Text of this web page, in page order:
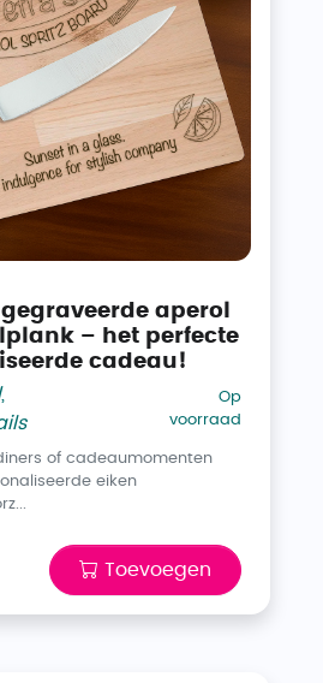
aperol
– het perfecte
cadeau!
,
Op
voorraad
of cadeaumomenten
eiken
Toevoegen